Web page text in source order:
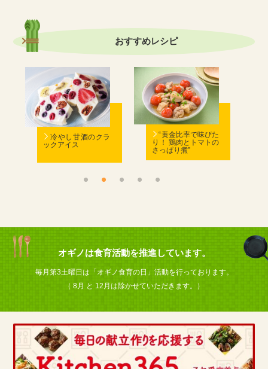
おすすめレシピ
冷やし甘酒のクラ
ックアイス
“黄金比率で味ぴた
り！ 鶏肉とトマトの
さっぱり煮”
オギノは食育活動を推進しています。
毎月第3土曜日は「オギノ食育の日」活動を行っております。
（ 8月 と 12月は除かせていただきます。）